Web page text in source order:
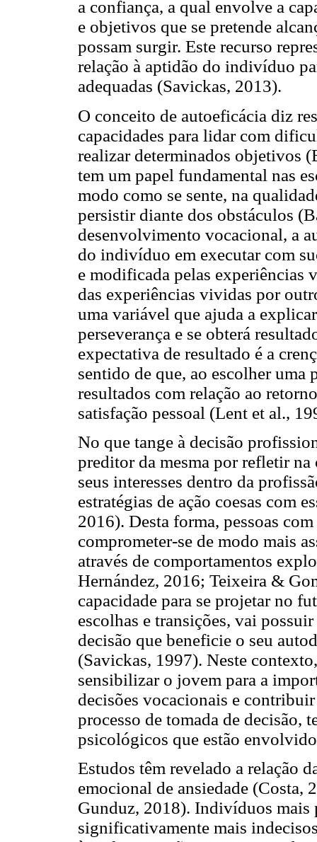
a confiança, a qual envolve a
e objetivos que se pretende
possam surgir. Este recurso
relação à aptidão do indivíduo
adequadas (Savickas, 2013).
O conceito de autoeficácia diz
capacidades para lidar com
realizar determinados objetivos
tem um papel fundamental nas
modo como se sente, na
persistir diante dos obstáculos
desenvolvimento vocacional, a
do indivíduo em executar com
e modificada pelas experiências
das experiências vividas por
uma variável que ajuda a
perseverança e se obterá
expectativa de resultado é a
sentido de que, ao escolher uma
resultados com relação ao
satisfação pessoal (Lent et al.,
No que tange à decisão
preditor da mesma por refletir
seus interesses dentro da
estratégias de ação coesas com
2016). Desta forma, pessoas
comprometer-se de modo mais
através de comportamentos
Hernández, 2016; Teixeira &
capacidade para se projetar no
escolhas e transições, vai
decisão que beneficie o seu
(Savickas, 1997). Neste
sensibilizar o jovem para a
decisões vocacionais e
processo de tomada de decisão,
psicológicos que estão
Estudos têm revelado a relação
emocional de ansiedade
Gunduz, 2018). Indivíduos mais
significativamente mais